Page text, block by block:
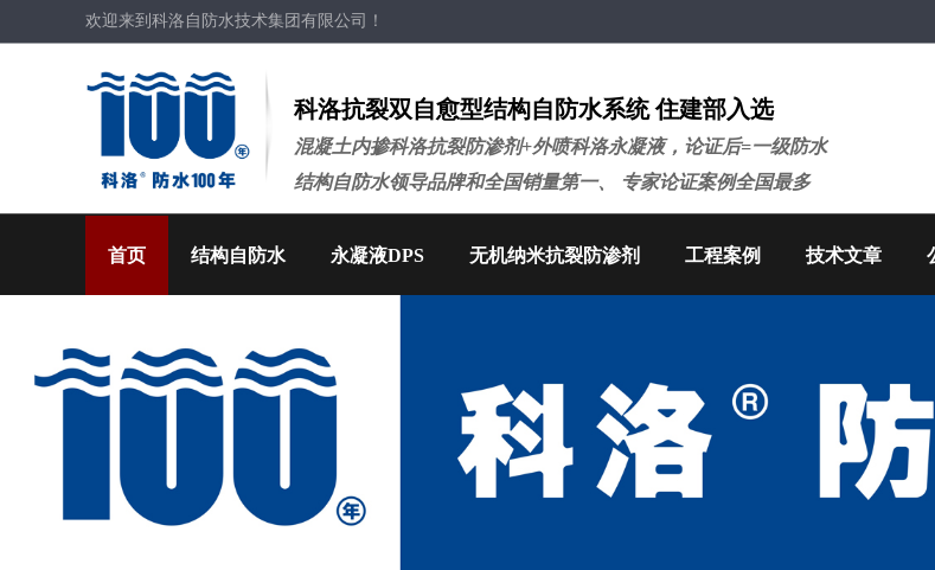
欢迎来到科洛自防水技术集团有限公司！
科洛抗裂双自愈型结构自防水系统 住建部入选
混凝土内掺科洛抗裂防渗剂+外喷科洛永凝液，论证后=一级防水
结构自防水领导品牌和全国销量第一、 专家论证案例全国最多
首页 结构自防水 永凝液DPS 无机纳米抗裂防渗剂 工程案例 技术文章